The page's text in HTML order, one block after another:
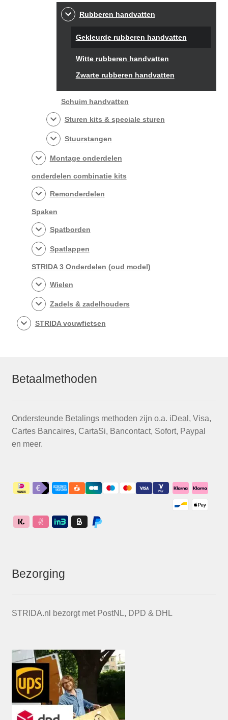
Rubberen handvatten
Gekleurde rubberen handvatten
Witte rubberen handvatten
Zwarte rubberen handvatten
Schuim handvatten
Sturen kits & speciale sturen
Stuurstangen
Montage onderdelen
onderdelen combinatie kits
Remonderdelen
Spaken
Spatborden
Spatlappen
STRIDA 3 Onderdelen (oud model)
Wielen
Zadels & zadelhouders
STRIDA vouwfietsen
Betaalmethoden
Ondersteunde Betalings methoden zijn o.a. iDeal, Visa,
Cartes Bancaires, CartaSi, Bancontact, Sofort, Paypal
en meer.
Bezorging
STRIDA.nl bezorgt met PostNL, DPD & DHL